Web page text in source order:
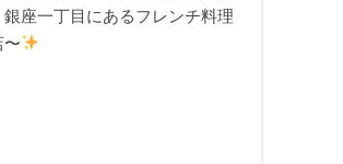
銀座一丁目にあるフレンチ料理